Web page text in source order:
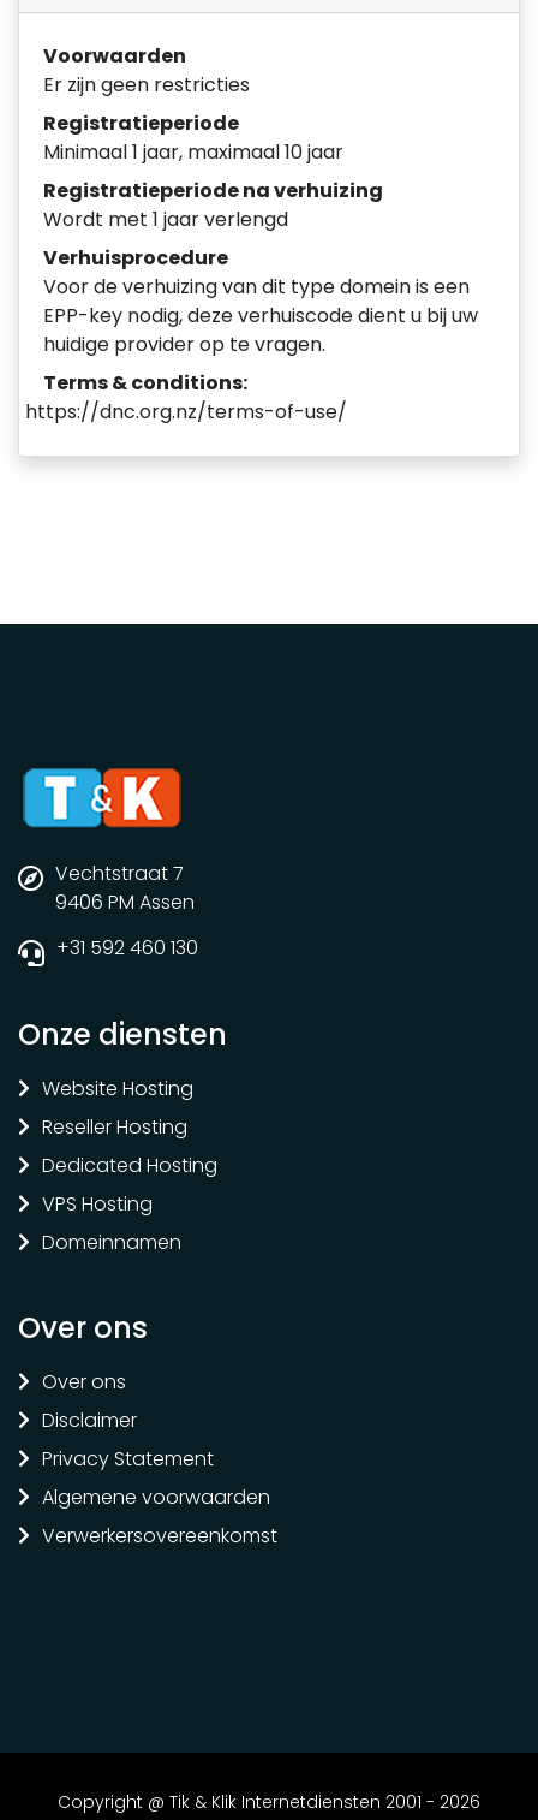
Voorwaarden
Er zijn geen restricties
Registratieperiode
Minimaal 1 jaar, maximaal 10 jaar
Registratieperiode na verhuizing
Wordt met 1 jaar verlengd
Verhuisprocedure
Voor de verhuizing van dit type domein is een
EPP-key nodig, deze verhuiscode dient u bij uw
huidige provider op te vragen.
Terms & conditions:
https://dnc.org.nz/terms-of-use/
Vechtstraat 7
9406 PM Assen
+31 592 460 130
Onze diensten
Website Hosting
Reseller Hosting
Dedicated Hosting
VPS Hosting
Domeinnamen
Over ons
Over ons
Disclaimer
Privacy Statement
Algemene voorwaarden
Verwerkersovereenkomst
Copyright @ Tik & Klik Internetdiensten 2001 - 2026